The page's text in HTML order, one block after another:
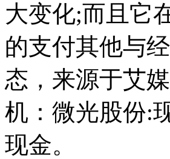
大变化;而且它
的支付其他与
态，来源于艾
机：微光股份:
现金。